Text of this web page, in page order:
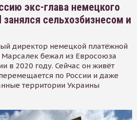
экс-глава немецкого
занялся сельхозбизнесом и
директор немецкой платёжной
бежал из Евросоюза
в 2020 году. Сейчас он живёт
по России и даже
территории Украины